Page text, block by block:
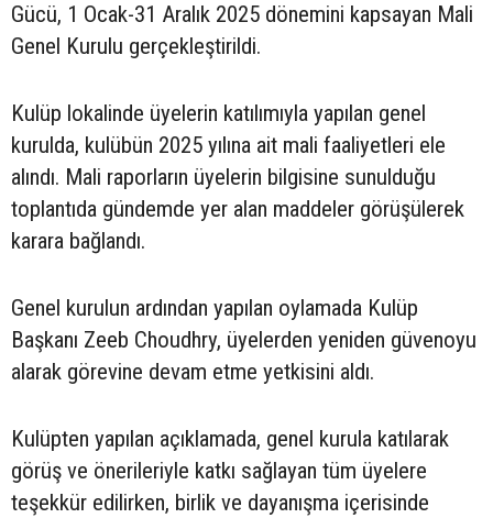
Gücü, 1 Ocak-31 Aralık 2025 dönemini kapsayan Mali
Genel Kurulu gerçekleştirildi.
Kulüp lokalinde üyelerin katılımıyla yapılan genel
kurulda, kulübün 2025 yılına ait mali faaliyetleri ele
alındı. Mali raporların üyelerin bilgisine sunulduğu
toplantıda gündemde yer alan maddeler görüşülerek
karara bağlandı.
Genel kurulun ardından yapılan oylamada Kulüp
Başkanı Zeeb Choudhry, üyelerden yeniden güvenoyu
alarak görevine devam etme yetkisini aldı.
Kulüpten yapılan açıklamada, genel kurula katılarak
görüş ve önerileriyle katkı sağlayan tüm üyelere
teşekkür edilirken, birlik ve dayanışma içerisinde